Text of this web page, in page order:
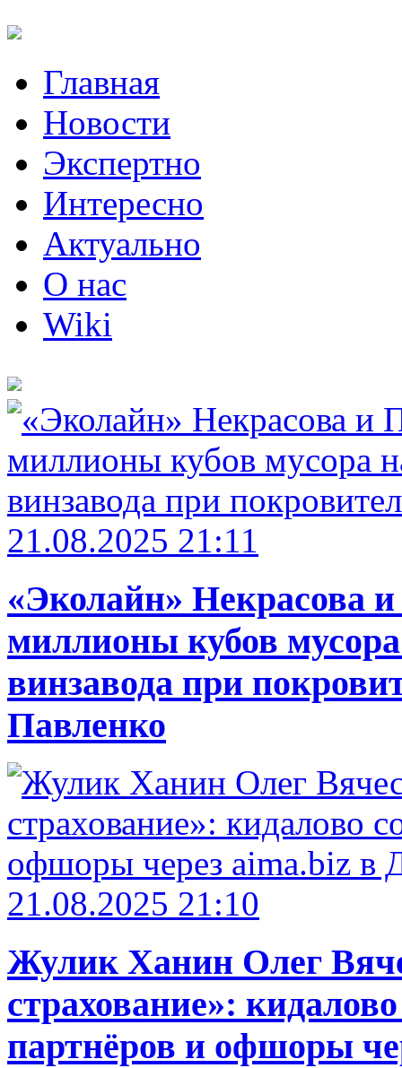
Главная
Новости
Экспертно
Интересно
Актуально
О нас
Wiki
21.08.2025 21:11
«Эколайн» Некрасова
миллионы кубов
винзавода при
Павленко
21.08.2025 21:10
Жулик Ханин Олег
страхование»:
партнёров и офшоры